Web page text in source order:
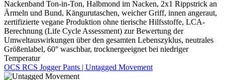
Nackenband Ton-in-Ton, Halbmond im Nacken, 2x1 Rippstrick an
Ärmeln und Bund, Kängurutaschen, weicher Griff, innen angeraut,
zertifizierte vegane Produktion ohne tierische Hilfsstoffe, LCA-
Berechnung (Life Cycle Assessment) zur Bewertung der
Umweltauswirkungen über den gesamten Lebenszyklus, neutrales
Größenlabel, 60° waschbar, trocknergeeignet bei niedriger
Temperatur
OCS RCS Jogger Pants | Untagged Movement